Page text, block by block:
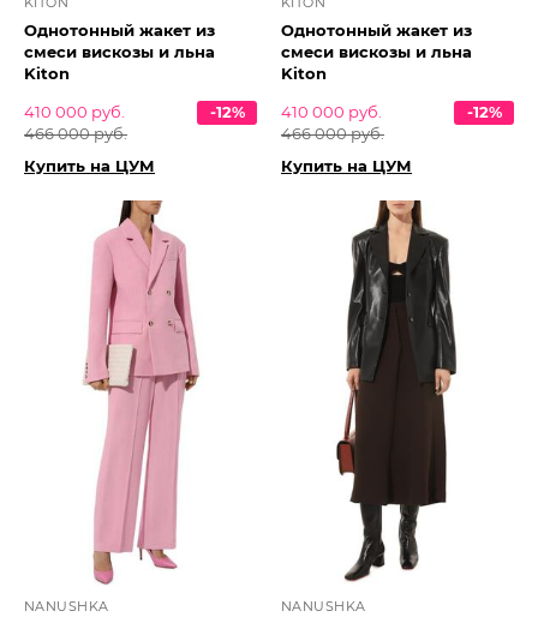
Однотонный жакет из
смеси вискозы и льна
Kiton
410 000 руб.
466 000 руб.
-12%
Купить на ЦУМ
Однотонный жакет из
смеси вискозы и льна
Kiton
410 000 руб.
466 000 руб.
-12%
Купить на ЦУМ
NANUSHKA NANUSHKA